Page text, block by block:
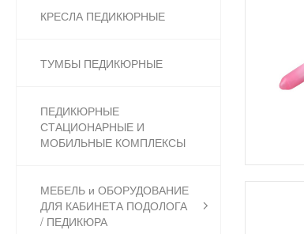
КРЕСЛА ПЕДИКЮРНЫЕ
ТУМБЫ ПЕДИКЮРНЫЕ
ПЕДИКЮРНЫЕ
СТАЦИОНАРНЫЕ И
МОБИЛЬНЫЕ КОМПЛЕКСЫ
МЕБЕЛЬ и ОБОРУДОВАНИЕ
ДЛЯ КАБИНЕТА ПОДОЛОГА
/ ПЕДИКЮРА